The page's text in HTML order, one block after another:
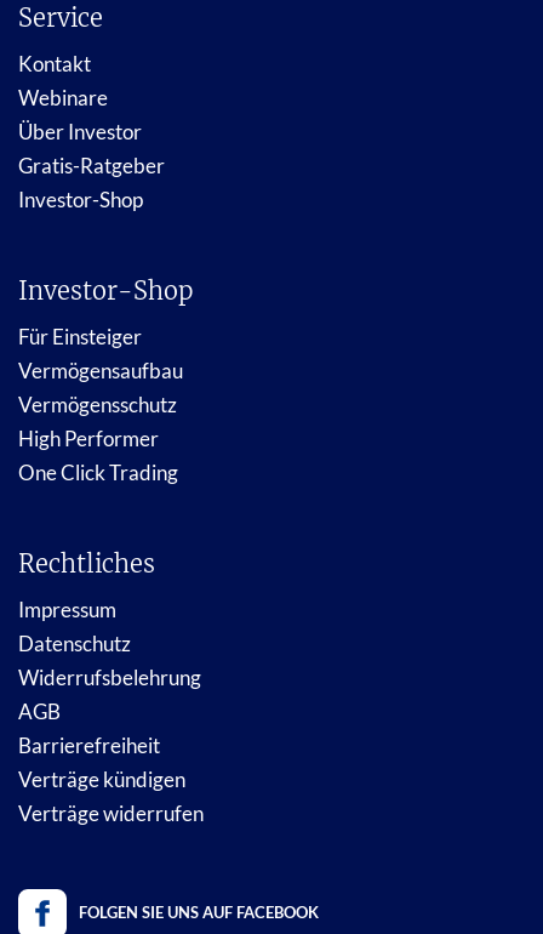
Service
Kontakt
Webinare
Über Investor
Gratis-Ratgeber
Investor-Shop
Investor-Shop
Für Einsteiger
Vermögensaufbau
Vermögensschutz
High Performer
One Click Trading
Rechtliches
Impressum
Datenschutz
Widerrufsbelehrung
AGB
Barrierefreiheit
Verträge kündigen
Verträge widerrufen
FOLGEN SIE UNS AUF FACEBOOK